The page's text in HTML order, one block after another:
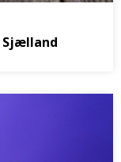
Sjælland